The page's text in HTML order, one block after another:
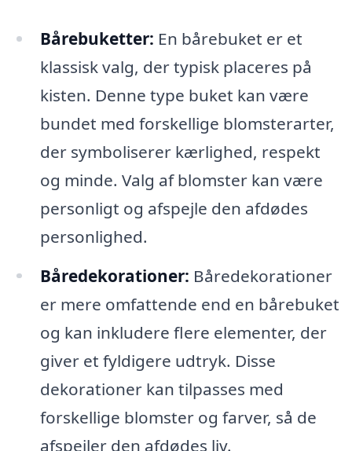
Bårebuketter: En bårebuket er et
klassisk valg, der typisk placeres på
kisten. Denne type buket kan være
bundet med forskellige blomsterarter,
der symboliserer kærlighed, respekt
og minde. Valg af blomster kan være
personligt og afspejle den afdødes
personlighed.
Båredekorationer: Båredekorationer
er mere omfattende end en bårebuket
og kan inkludere flere elementer, der
giver et fyldigere udtryk. Disse
dekorationer kan tilpasses med
forskellige blomster og farver, så de
afspejler den afdødes liv.